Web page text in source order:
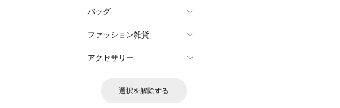
バッグ
ファッション雑貨
アクセサリー
選択を解除する